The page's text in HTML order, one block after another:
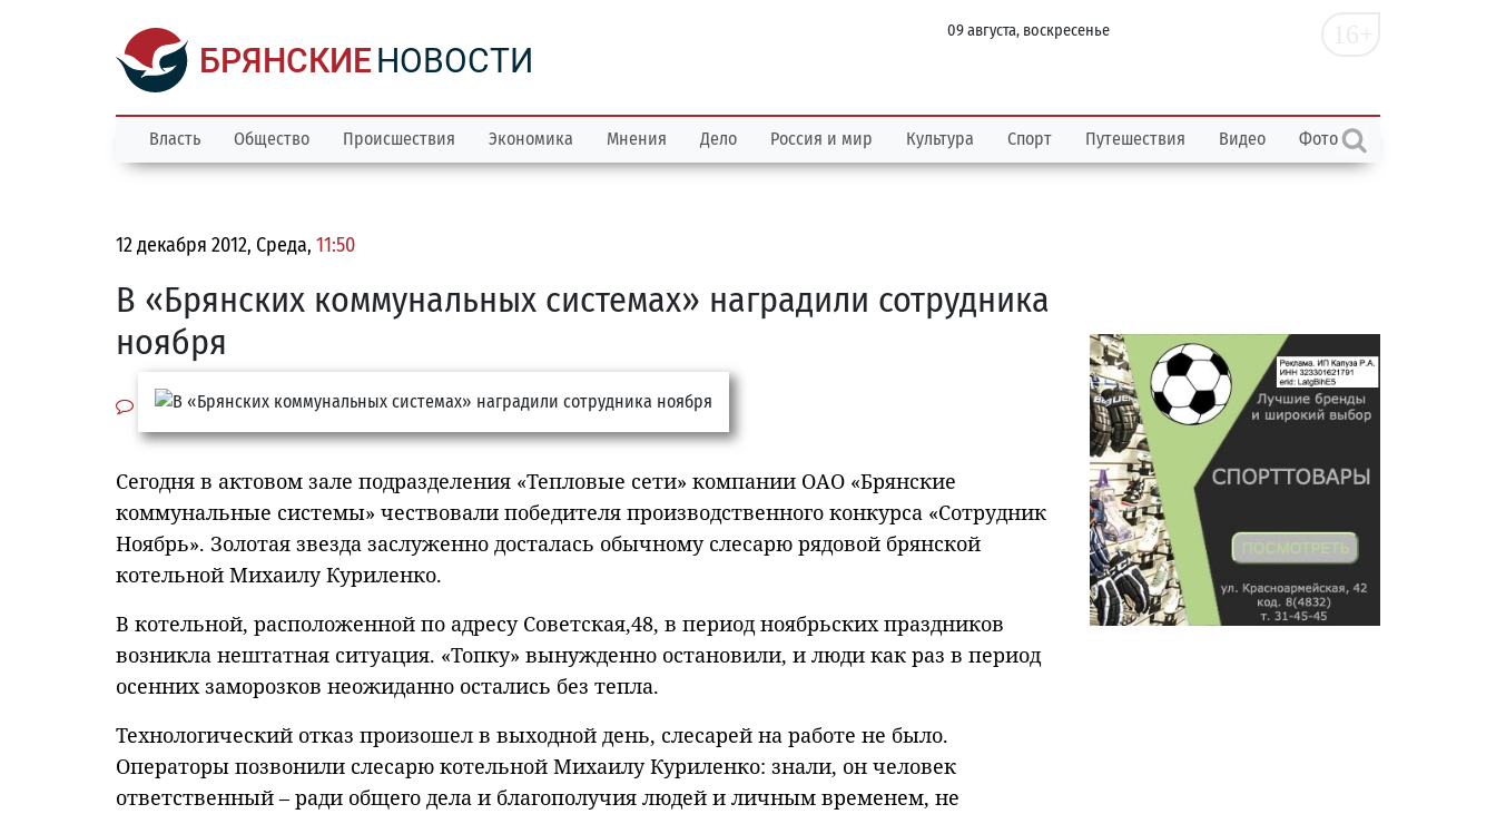
БРЯНСКИЕНОВОСТИ
09 августа, воскресенье
Власть Общество Происшествия Экономика Мнения Дело Россия и мир Культура Спорт Путешествия Видео Фото
12 декабря 2012, Среда, 11:50
В «Брянских коммунальных системах» наградили сотрудника
ноября
Сегодня в актовом зале подразделения «Тепловые сети» компании ОАО «Брянские
коммунальные системы» чествовали победителя производственного конкурса «Сотрудник
Ноябрь». Золотая звезда заслуженно досталась обычному слесарю рядовой брянской
котельной Михаилу Куриленко.
В котельной, расположенной по адресу Советская,48, в период ноябрьских праздников
возникла нештатная ситуация. «Топку» вынужденно остановили, и люди как раз в период
осенних заморозков неожиданно остались без тепла.
Технологический отказ произошел в выходной день, слесарей на работе не было.
Операторы позвонили слесарю котельной Михаилу Куриленко: знали, он человек
ответственный – ради общего дела и благополучия людей и личным временем, не